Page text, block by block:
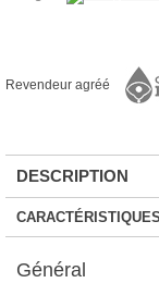
Revendeur agréé
DESCRIPTION
Général